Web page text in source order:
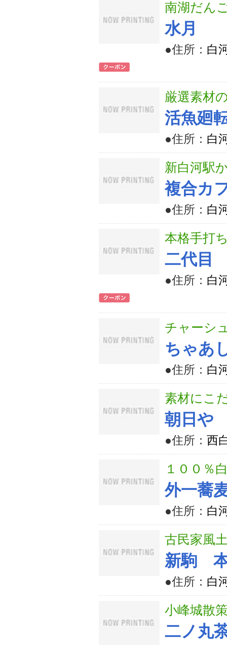
南湖だん
水月
●住所： 白
厳選素材
活魚廻
●住所： 白
新白河駅
複合カ
●住所： 白
本格手打
二代目
●住所： 白
チャーシ
ちゃあ
●住所： 白
素材にこ
朝日や
●住所： 西
１００％
外一蕎
●住所： 白
古民家風
新駒
●住所： 白
小峰城散
二ノ丸